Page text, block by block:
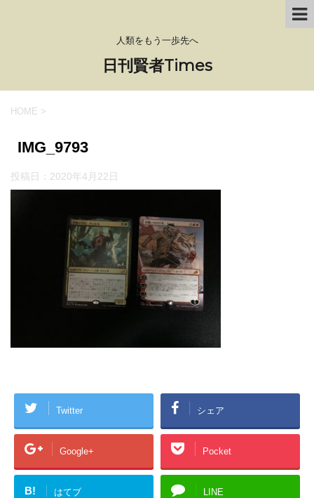
人類をもう一歩先へ
日刊賢者Times
HOME >
IMG_9793
投稿日： 2020年4月22日
Twitter シェア
Google+ Pocket
B! はてブ LINE